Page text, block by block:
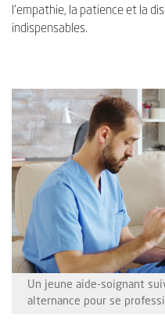
l'empathie, la patience et la
indispensables.
Un jeune aide-soignant
alternance pour se